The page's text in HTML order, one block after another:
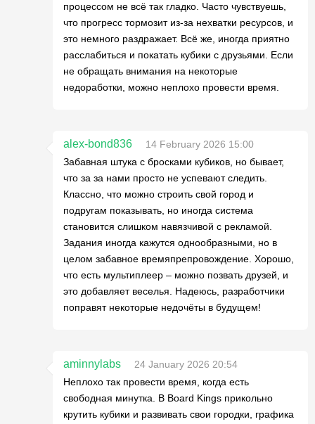
процессом не всё так гладко. Часто чувствуешь,
что прогресс тормозит из-за нехватки ресурсов, и
это немного раздражает. Всё же, иногда приятно
расслабиться и покатать кубики с друзьями. Если
не обращать внимания на некоторые
недоработки, можно неплохо провести время.
alex-bond836
14 February 2026 15:00
Забавная штука с бросками кубиков, но бывает,
что за за нами просто не успевают следить.
Классно, что можно строить свой город и
подругам показывать, но иногда система
становится слишком навязчивой с рекламой.
Задания иногда кажутся однообразными, но в
целом забавное времяпрепровождение. Хорошо,
что есть мультиплеер – можно позвать друзей, и
это добавляет веселья. Надеюсь, разработчики
поправят некоторые недочёты в будущем!
aminnylabs
24 January 2026 20:54
Неплохо так провести время, когда есть
свободная минутка. В Board Kings прикольно
крутить кубики и развивать свои городки, графика